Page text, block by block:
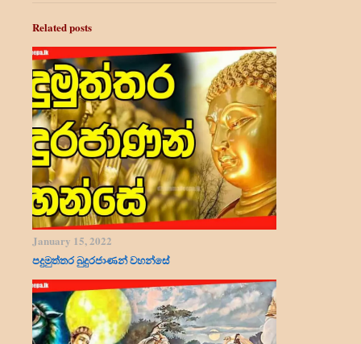
Related posts
January 15, 2022
පදුමුත්තර බුදුරජාණන් වහන්සේ